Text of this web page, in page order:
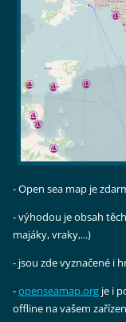
- Open sea map je
- výhodou je obsah
majáky, vraky,...)
- jsou zde vyznačené i
-openseamap.org je i
offline na vašem